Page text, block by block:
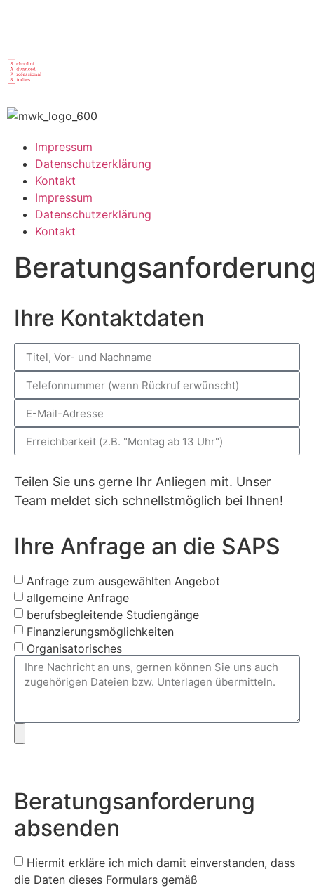
Impressum
Datenschutzerklärung
Kontakt
Impressum
Datenschutzerklärung
Kontakt
Ihre Kontaktdaten
Teilen Sie uns gerne Ihr Anliegen mit. Unser
Team meldet sich schnellstmöglich bei Ihnen!
Ihre Anfrage an die SAPS
Anfrage zum ausgewählten Angebot
allgemeine Anfrage
berufsbegleitende Studiengänge
Finanzierungsmöglichkeiten
Organisatorisches
Beratungsanforderung
absenden
Hiermit erkläre ich mich damit einverstanden, dass
die Daten dieses Formulars gemäß